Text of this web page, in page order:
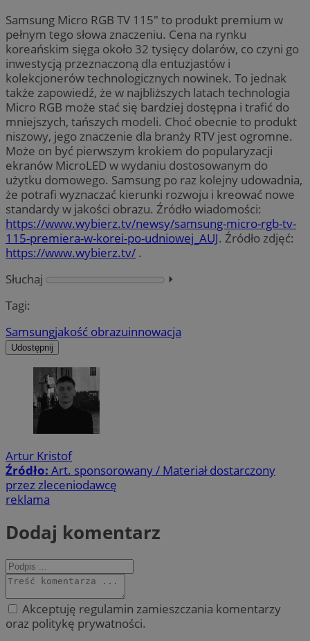
Samsung Micro RGB TV 115″ to produkt premium w
pełnym tego słowa znaczeniu. Cena na rynku
koreańskim sięga około 32 tysięcy dolarów, co czyni go
inwestycją przeznaczoną dla entuzjastów i
kolekcjonerów technologicznych nowinek. To jednak
także zapowiedź, że w najbliższych latach technologia
Micro RGB może stać się bardziej dostępna i trafić do
mniejszych, tańszych modeli. Choć obecnie to produkt
niszowy, jego znaczenie dla branży RTV jest ogromne.
Może on być pierwszym krokiem do popularyzacji
ekranów MicroLED w wydaniu dostosowanym do
użytku domowego. Samsung po raz kolejny udowadnia,
że potrafi wyznaczać kierunki rozwoju i kreować nowe
standardy w jakości obrazu. Źródło wiadomości:
https://www.wybierz.tv/newsy/samsung-micro-rgb-tv-
115-premiera-w-korei-po-udniowej_AUJ. Źródło zdjęć:
https://www.wybierz.tv/ .
Słuchaj
⏵︎
Tagi:
Samsungjakość obrazuinnowacja
Udostępnij
Artur Kristof
Źródło: Art. sponsorowany / Materiał dostarczony
przez zleceniodawcę
reklama
Dodaj komentarz
Akceptuję regulamin zamieszczania komentarzy
oraz politykę prywatności.